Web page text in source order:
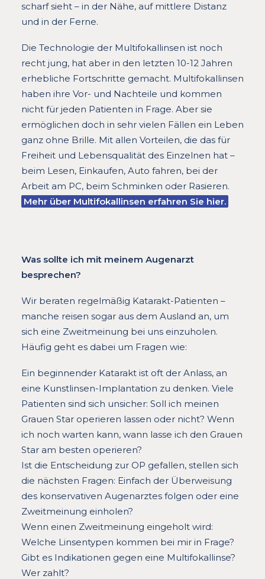
scharf sieht – in der Nähe, auf mittlere Distanz
und in der Ferne.
Die Technologie der Multifokallinsen ist noch
recht jung, hat aber in den letzten 10-12 Jahren
erhebliche Fortschritte gemacht. Multifokallinsen
haben ihre Vor- und Nachteile und kommen
nicht für jeden Patienten in Frage. Aber sie
ermöglichen doch in sehr vielen Fällen ein Leben
ganz ohne Brille. Mit allen Vorteilen, die das für
Freiheit und Lebensqualität des Einzelnen hat –
beim Lesen, Einkaufen, Auto fahren, bei der
Arbeit am PC, beim Schminken oder Rasieren.
Mehr über Multifokallinsen erfahren Sie hier.
Was sollte ich mit meinem Augenarzt
besprechen?
Wir beraten regelmäßig Katarakt-Patienten –
manche reisen sogar aus dem Ausland an, um
sich eine Zweitmeinung bei uns einzuholen.
Häufig geht es dabei um Fragen wie:
Ein beginnender Katarakt ist oft der Anlass, an
eine Kunstlinsen-Implantation zu denken. Viele
Patienten sind sich unsicher: Soll ich meinen
Grauen Star operieren lassen oder nicht? Wenn
ich noch warten kann, wann lasse ich den Grauen
Star am besten operieren?
Ist die Entscheidung zur OP gefallen, stellen sich
die nächsten Fragen: Einfach der Überweisung
des konservativen Augenarztes folgen oder eine
Zweitmeinung einholen?
Wenn einen Zweitmeinung eingeholt wird:
Welche Linsentypen kommen bei mir in Frage?
Gibt es Indikationen gegen eine Multifokallinse?
Wer zahlt?